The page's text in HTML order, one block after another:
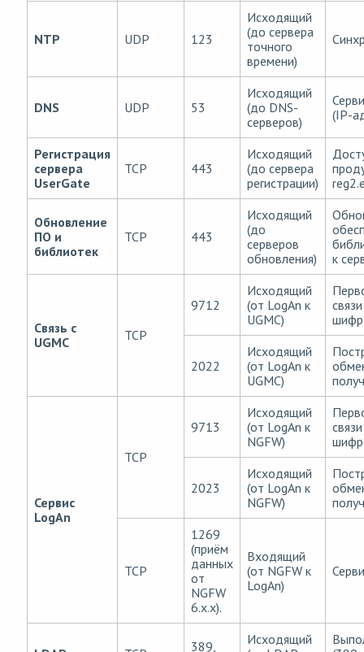
NTP UDP 123
Исходящий
(до сервера
точного
времени)
DNS UDP 53
Исходящий
(до DNS-
серверов)
(IP-
Регистрация
сервера
UserGate
TCP 443
Исходящий
(до сервера
регистрации)
Обновление
ПО и
библиотек
TCP 443
Исходящий
(до
серверов
обновления)
к
Связь с
UGMC
TCP
9712
Исходящий
(от LogAn к
UGMC)
2022
Исходящий
(от LogAn к
UGMC)
Сервис
LogAn
TCP
9713
Исходящий
(от LogAn к
NGFW)
2023
Исходящий
(от LogAn к
NGFW)
TCP
1269
(приём
данных
от
NGFW
6.x.x).
Входящий
(от NGFW к
LogAn)
389,
Исходящий